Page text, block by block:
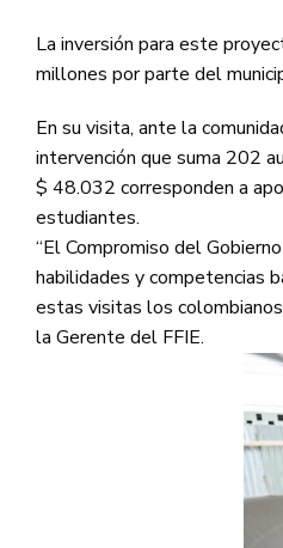
La inversión para este
millones por parte del
En su visita, ante la
intervención que suma 202
$ 48.032 corresponden a
estudiantes.
“El Compromiso del
habilidades y competencias
estas visitas los
la Gerente del FFIE.